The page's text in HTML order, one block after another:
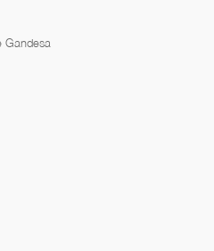
Gandesa